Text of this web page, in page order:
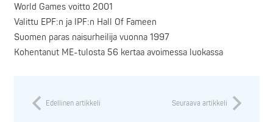
World Games voitto 2001
Valittu EPF:n ja IPF:n Hall Of Fameen
Suomen paras naisurheilija vuonna 1997
Kohentanut ME-tulosta 56 kertaa avoimessa luokassa
Edellinen artikkeli Seuraava artikkeli